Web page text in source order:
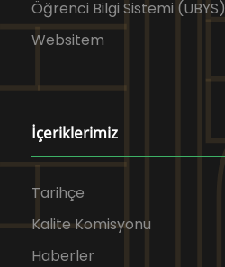
Öğrenci Bilgi Sistemi (UBYS)
Websitem
İçeriklerimiz
Tarihçe
Kalite Komisyonu
Haberler